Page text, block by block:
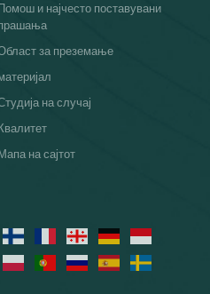
усогласување на вродените
од материјалот со вашите
деловни барања за
организација или заштита.
во решение кое
функционира.
и најчесто поставувани
за преземање
на случај
на сајтот